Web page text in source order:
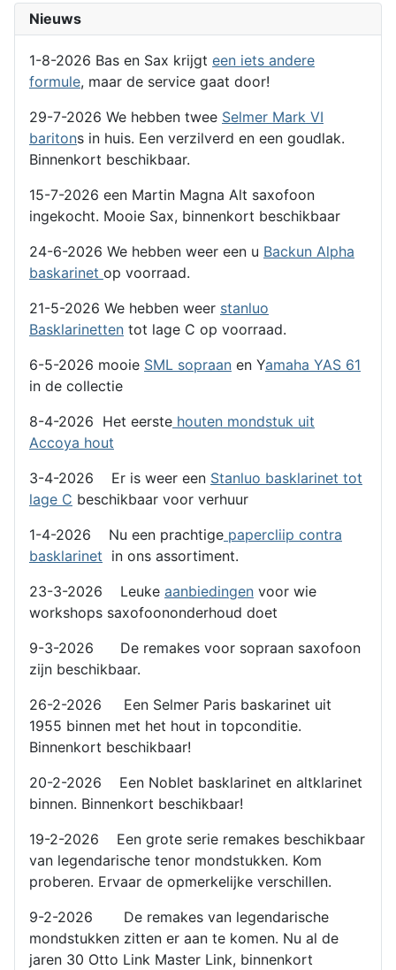
Nieuws
1-8-2026 Bas en Sax krijgt een iets andere
formule, maar de service gaat door!
29-7-2026 We hebben twee Selmer Mark VI
baritons in huis. Een verzilverd en een goudlak.
Binnenkort beschikbaar.
15-7-2026 een Martin Magna Alt saxofoon
ingekocht. Mooie Sax, binnenkort beschikbaar
24-6-2026 We hebben weer een u Backun Alpha
baskarinet op voorraad.
21-5-2026 We hebben weer stanluo
Basklarinetten tot lage C op voorraad.
6-5-2026 mooie SML sopraan en Yamaha YAS 61
in de collectie
8-4-2026 Het eerste houten mondstuk uit
Accoya hout
3-4-2026 Er is weer een Stanluo basklarinet tot
lage C beschikbaar voor verhuur
1-4-2026 Nu een prachtige papercliip contra
basklarinet in ons assortiment.
23-3-2026 Leuke aanbiedingen voor wie
workshops saxofoononderhoud doet
9-3-2026 De remakes voor sopraan saxofoon
zijn beschikbaar.
26-2-2026 Een Selmer Paris baskarinet uit
1955 binnen met het hout in topconditie.
Binnenkort beschikbaar!
20-2-2026 Een Noblet basklarinet en altklarinet
binnen. Binnenkort beschikbaar!
19-2-2026 Een grote serie remakes beschikbaar
van legendarische tenor mondstukken. Kom
proberen. Ervaar de opmerkelijke verschillen.
9-2-2026 De remakes van legendarische
mondstukken zitten er aan te komen. Nu al de
jaren 30 Otto Link Master Link, binnenkort